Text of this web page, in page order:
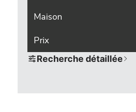
Maison
Prix
Recherche détaillée